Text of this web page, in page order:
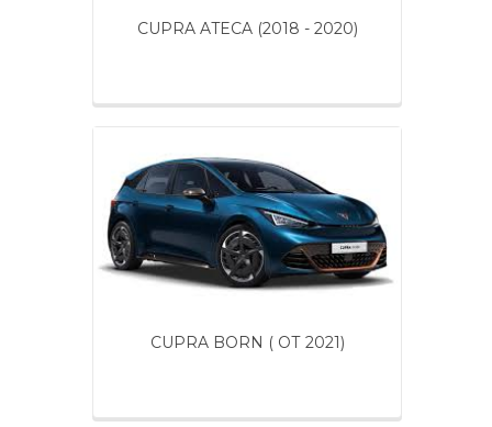
CUPRA ATECA (2018 - 2020)
CUPRA BORN ( ОТ 2021)